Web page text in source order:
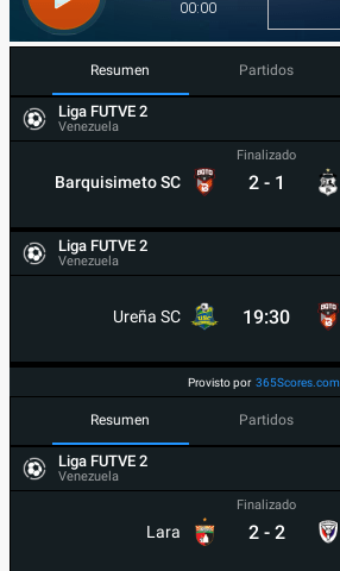
Resumen Partidos
Liga FUTVE 2
Venezuela
Barquisimeto SC
Finalizado
2 - 1
Liga FUTVE 2
Venezuela
Ureña SC 19:30
Provisto por 365Scores.com
Resumen Partidos
Liga FUTVE 2
Venezuela
Lara
Finalizado
2 - 2